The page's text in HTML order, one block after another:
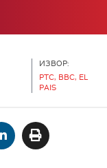
ИЗВОР:
РТС, BBC, EL
PAIS